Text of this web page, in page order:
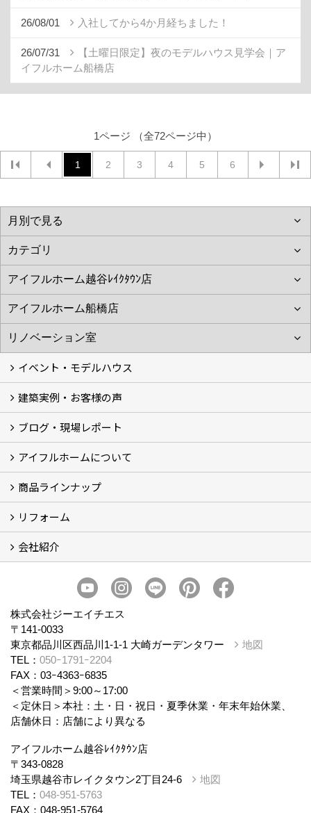
26/08/01 入社してから4か月経ちました！
26/07/31
【土曜日限定】夜のモデルハウス見学会｜ア
イフルホーム船橋店
1ページ （全72ページ中）
1 2 3 4 5 6
イベント・モデルハウス
イベント
モデルハウス見学
建築実例・お客様の声
建築実例
お客様の声
ブログ・現場レポート
ブログ
現場レポート
アイフルホームについて
アイフルホームについて (5)
商品ラインナップ
商品ラインナップ
リフォーム
まるごと断熱リフォーム
イベント情報
施工事例
会社紹介
スタッフ紹介
個人情報保護方針
株式会社ジーエイチエス
〒141-0033
東京都品川区西品川1-1-1 大崎ガーデンタワー
地図
TEL： 050ｰ1791ｰ2204
FAX：03ｰ4363ｰ6835
＜営業時間＞9:00～17:00
＜定休日＞本社：土・日・祝日・夏季休業・年末年始休業、
店舗休日：店舗により異なる
アイフルホーム越谷ﾚｲｸﾀｳﾝ店
〒343-0828
埼玉県越谷市レイクタウン2丁目24-6
地図
TEL： 048-951-5763
FAX：048-951-5764